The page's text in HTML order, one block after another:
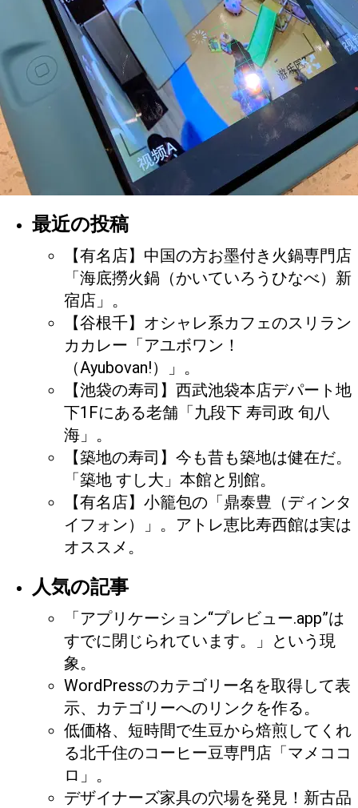
最近の投稿
【有名店】中国の方お墨付き火鍋専門店
「海底撈火鍋（かいていろうひなべ）新
宿店」。
【谷根千】オシャレ系カフェのスリラン
カカレー「アユボワン！
（Ayubovan!）」。
【池袋の寿司】西武池袋本店デパート地
下1Fにある老舗「九段下 寿司政 旬八
海」。
【築地の寿司】今も昔も築地は健在だ。
「築地 すし大」本館と別館。
【有名店】小籠包の「鼎泰豊（ディンタ
イフォン）」。アトレ恵比寿西館は実は
オススメ。
人気の記事
「アプリケーション“プレビュー.app”は
すでに閉じられています。」という現
象。
WordPressのカテゴリー名を取得して表
示、カテゴリーへのリンクを作る。
低価格、短時間で生豆から焙煎してくれ
る北千住のコーヒー豆専門店「マメココ
ロ」。
デザイナーズ家具の穴場を発見！新古品